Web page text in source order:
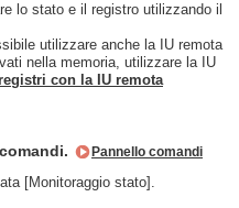
lo stato e il registro utilizzando il
utilizzare anche la IU remota
nella memoria, utilizzare la IU
con la IU remota
Pannello comandi
[Monitoraggio stato].